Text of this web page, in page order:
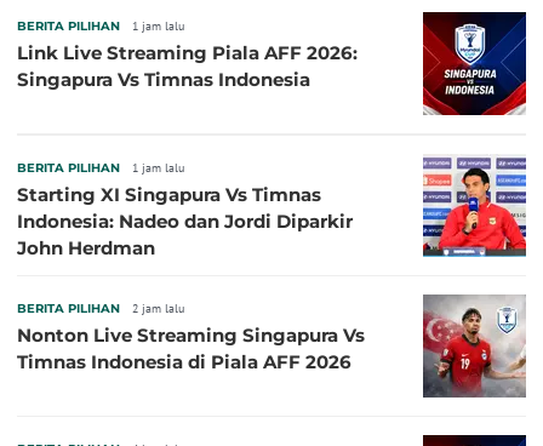
BERITA PILIHAN 1 jam lalu
Link Live Streaming Piala AFF 2026:
Singapura Vs Timnas Indonesia
BERITA PILIHAN 1 jam lalu
Starting XI Singapura Vs Timnas
Indonesia: Nadeo dan Jordi Diparkir
John Herdman
BERITA PILIHAN 2 jam lalu
Nonton Live Streaming Singapura Vs
Timnas Indonesia di Piala AFF 2026